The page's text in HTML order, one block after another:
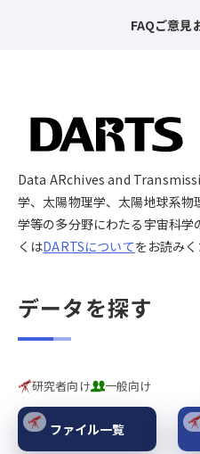
FAQご意見
Data ARchives and
学、太陽物理学、太陽地球系
学等の多分野にわたる宇宙科学
くはDARTSについてをお読みく
データを探す
研究者向け 一般向け
ファイル一覧